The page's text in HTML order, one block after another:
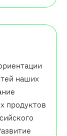
наших
продуктов